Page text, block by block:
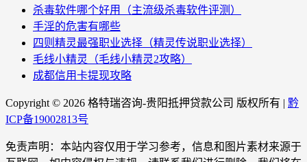
杀毒软件哪个好用（主流级杀毒软件评测）
手淫的危害有哪些
四则精灵最强职业选择（精灵传说职业选择）
毛线小精灵（毛线小精灵2攻略）
成都信用卡提现攻略
Copyright © 2026 格特瑞咨询-贵阳抵押贷款公司 版权所有 | 黔
ICP备19002813号
免责声明：本站内容仅用于学习参考，信息和图片素材来源于